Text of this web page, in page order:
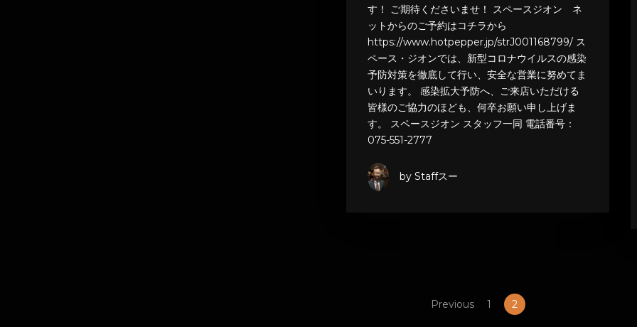
す！ ご期待くださいませ！ スペースジオン ネ
ットからのご予約はコチラから
https://www.hotpepper.jp/strJ001168799/ ス
ペース・ジオンでは、新型コロナウイルスの感染
予防対策を徹底して行い、安全な営業に努めてま
いります。 感染拡大予防へ、ご来店いただける
皆様のご協力のほども、何卒お願い申し上げま
す。 スペースジオン スタッフ一同 電話番号：
075-551-2777
by Staffスー
Previous 1 2